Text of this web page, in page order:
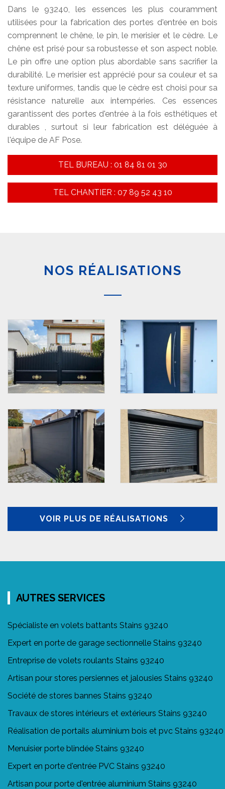
Dans le 93240, les essences les plus couramment
utilisées pour la fabrication des portes d'entrée en bois
comprennent le chêne, le pin, le merisier et le cèdre. Le
chêne est prisé pour sa robustesse et son aspect noble.
Le pin offre une option plus abordable sans sacrifier la
durabilité. Le merisier est apprécié pour sa couleur et sa
texture uniformes, tandis que le cèdre est choisi pour sa
résistance naturelle aux intempéries. Ces essences
garantissent des portes d'entrée à la fois esthétiques et
durables , surtout si leur fabrication est déléguée à
l'équipe de AF Pose.
TEL BUREAU : 01 84 81 01 30
TEL CHANTIER : 07 89 52 43 10
NOS RÉALISATIONS
VOIR PLUS DE RÉALISATIONS
AUTRES SERVICES
Spécialiste en volets battants Stains 93240
Expert en porte de garage sectionnelle Stains 93240
Entreprise de volets roulants Stains 93240
Artisan pour stores persiennes et jalousies Stains 93240
Société de stores bannes Stains 93240
Travaux de stores intérieurs et extérieurs Stains 93240
Réalisation de portails aluminium bois et pvc Stains 93240
Menuisier porte blindée Stains 93240
Expert en porte d'entrée PVC Stains 93240
Artisan pour porte d'entrée aluminium Stains 93240